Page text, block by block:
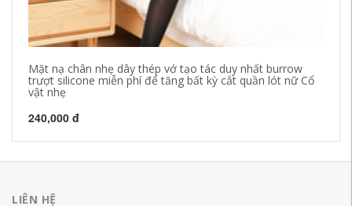
Mặt nạ chân nhẹ dây thép vớ tạo tác duy nhất burrow
trượt silicone miễn phí để tăng bất kỳ cắt quần lót nữ Cổ
vật nhẹ
240,000 đ
LIÊN HỆ